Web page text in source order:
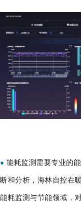
● 能耗监测需要专业的
断和分析，海林自控在
能耗监测与节能领域，